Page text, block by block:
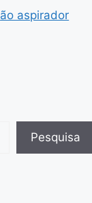
aspirador
Pesquisa